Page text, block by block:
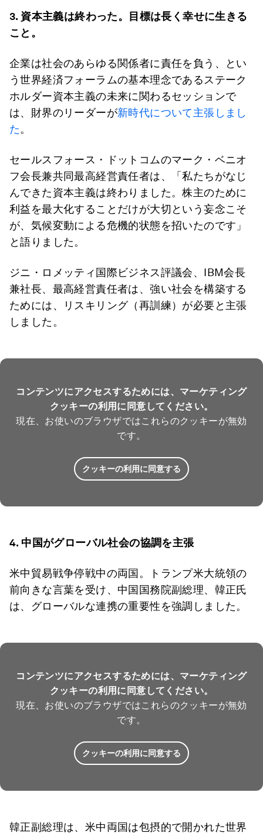
3. 資本主義は終わった。目標は長く幸せに生きる
こと。
企業は社会のあらゆる関係者に責任を負う、とい
う世界経済フォーラムの基本理念であるステーク
ホルダー資本主義の未来に関わるセッションで
は、財界のリーダーが新時代について主張しまし
た。
セールスフォース・ドットコムのマーク・ベニオ
フ会長兼共同最高経営責任者は、「私たちがなじ
んできた資本主義は終わりました。株主のために
利益を最大化することだけが大切という妄念こそ
が、気候変動による危機的状態を招いたのです」
と語りました。
ジニ・ロメッティ国際ビジネス評議会、IBM会長
兼社長、最高経営責任者は、強い社会を構築する
ためには、リスキリング（再訓練）が必要と主張
しました。
コンテンツにアクセスするためには、マーケティング
クッキーの利用に同意してください。
現在、お使いのブラウザではこれらのクッキーが無効
です。
クッキーの利用に同意する
4. 中国がグローバル社会の協調を主張
米中貿易戦争停戦中の両国。トランプ米大統領の
前向きな言葉を受け、中国国務院副総理、韓正氏
は、グローバルな連携の重要性を強調しました。
コンテンツにアクセスするためには、マーケティング
クッキーの利用に同意してください。
現在、お使いのブラウザではこれらのクッキーが無効
です。
クッキーの利用に同意する
韓正副総理は、米中両国は包摂的で開かれた世界